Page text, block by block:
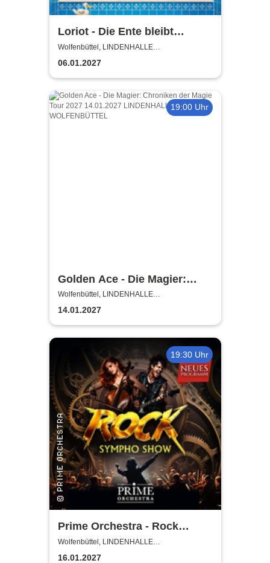
Loriot - Die Ente bleibt
draußen!
Wolfenbüttel, LINDENHALLE
WOLFENBÜTTEL
06.01.2027
19:00 Uhr
Golden Ace - Die Magier:
Chroniken der Magie Tour
2027
Wolfenbüttel, LINDENHALLE
WOLFENBÜTTEL
14.01.2027
19:30 Uhr
Prime Orchestra - Rock
Sympho Show
Wolfenbüttel, LINDENHALLE
WOLFENBÜTTEL
16.01.2027